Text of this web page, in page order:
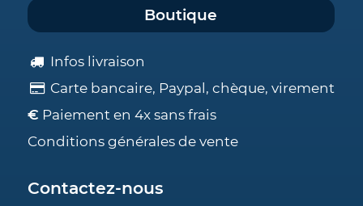
Boutique
Infos livraison
Carte bancaire, Paypal, chèque, virement
€ Paiement en 4x sans frais
Conditions générales de vente
Contactez-nous